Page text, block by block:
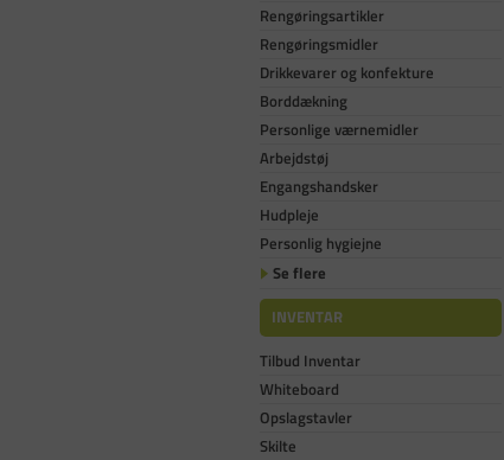
Rengøringsartikler
Rengøringsmidler
Drikkevarer og konfekture
Borddækning
Personlige værnemidler
Arbejdstøj
Engangshandsker
Hudpleje
Personlig hygiejne
Se flere
INVENTAR
Tilbud Inventar
Whiteboard
Opslagstavler
Skilte